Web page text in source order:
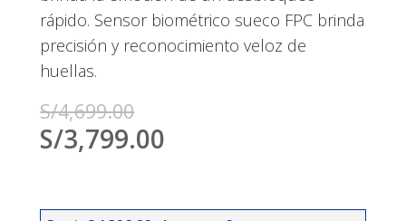
rápido. Sensor biométrico sueco FPC brinda
precisión y reconocimiento veloz de
huellas.
S/4,699.00
S/3,799.00